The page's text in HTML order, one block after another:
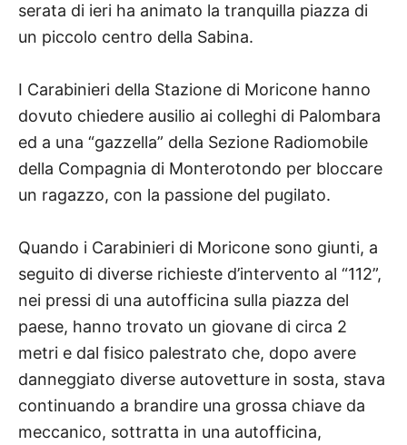
serata di ieri ha animato la tranquilla piazza di
un piccolo centro della Sabina.
I Carabinieri della Stazione di Moricone hanno
dovuto chiedere ausilio ai colleghi di Palombara
ed a una “gazzella” della Sezione Radiomobile
della Compagnia di Monterotondo per bloccare
un ragazzo, con la passione del pugilato.
Quando i Carabinieri di Moricone sono giunti, a
seguito di diverse richieste d’intervento al “112”,
nei pressi di una autofficina sulla piazza del
paese, hanno trovato un giovane di circa 2
metri e dal fisico palestrato che, dopo avere
danneggiato diverse autovetture in sosta, stava
continuando a brandire una grossa chiave da
meccanico, sottratta in una autofficina,